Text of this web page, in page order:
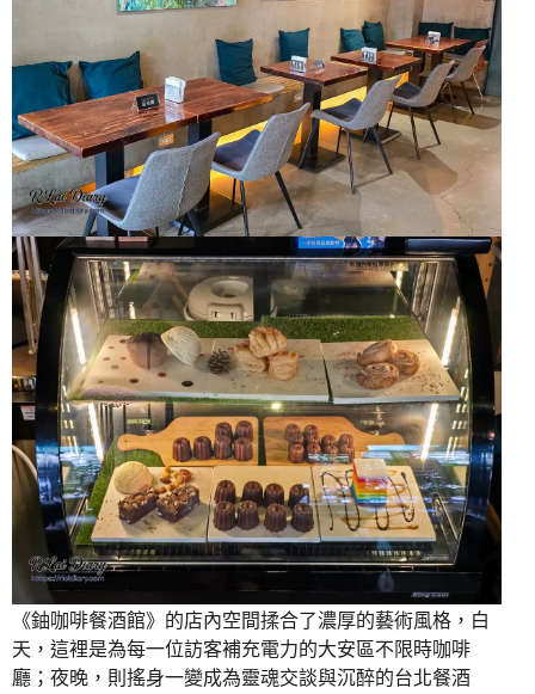
《鈾咖啡餐酒館》的店內空間揉合了濃厚的藝術風格，白
天，這裡是為每一位訪客補充電力的大安區不限時咖啡
廳；夜晚，則搖身一變成為靈魂交談與沉醉的台北餐酒